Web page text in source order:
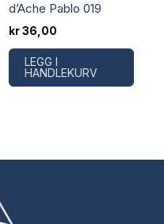
d’Ache Pablo 019
kr36,00
LEGG I
HANDLEKURV